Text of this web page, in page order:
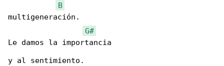
B
multigeneración.
G#
Le damos la importancia